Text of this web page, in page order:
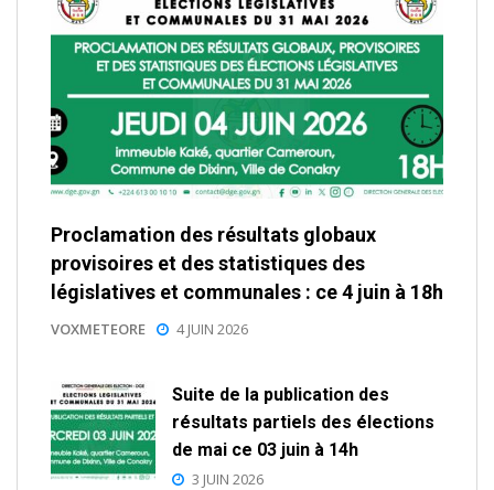
Proclamation des résultats globaux
provisoires et des statistiques des
législatives et communales : ce 4 juin à 18h
VOXMETEORE 4 JUIN 2026
Suite de la publication des
résultats partiels des élections
de mai ce 03 juin à 14h
3 JUIN 2026